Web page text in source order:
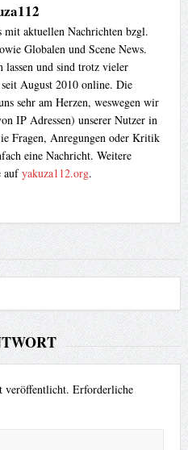
aktuellen Nachrichten bzgl.
Globalen und Scene News.
lassen und sind trotz vieler
August 2010 online. Die
sehr am Herzen, weswegen wir
IP Adressen) unserer Nutzer in
Fragen, Anregungen oder Kritik
eine Nachricht. Weitere
aufyakuza112.org.
veröffentlicht. Erforderliche